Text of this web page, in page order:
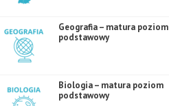
Geografia – matura poziom
podstawowy
Biologia – matura poziom
podstawowy